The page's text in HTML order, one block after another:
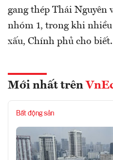
gang thép Thái Nguyên
nhóm 1, trong khi
xấu, Chính phủ cho biết.
Mới nhất trên
Bất động sản